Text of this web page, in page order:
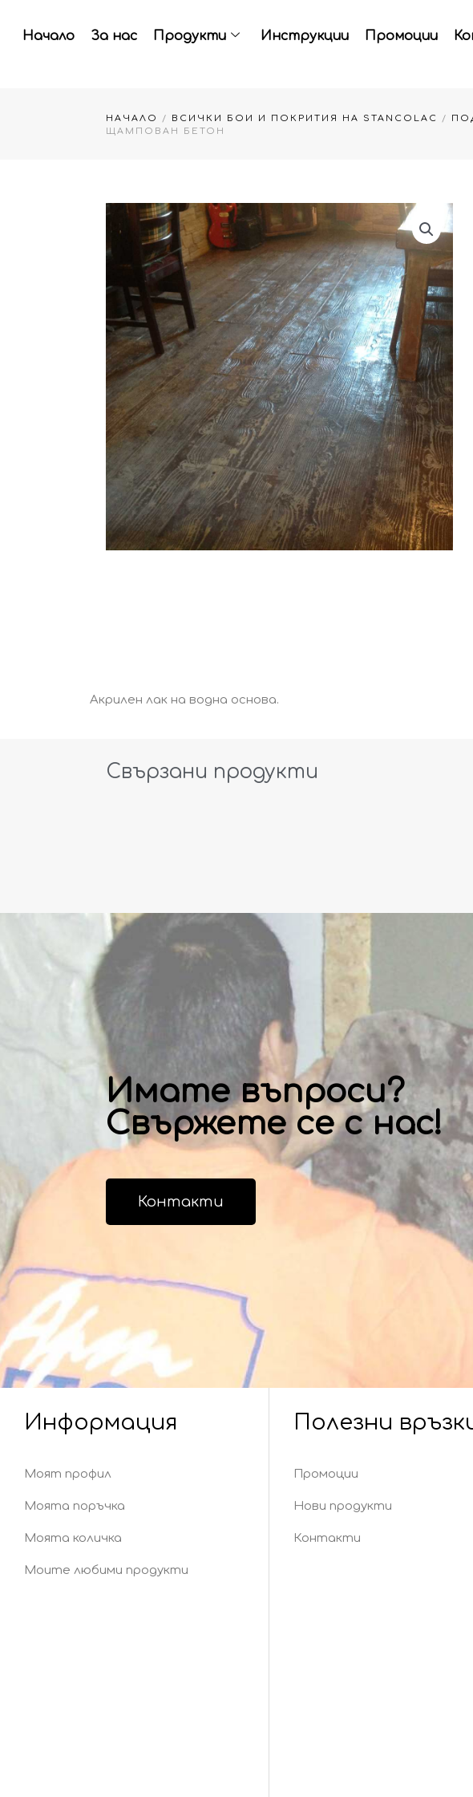
Начало За нас Продукти Инструкции Промоции
НАЧАЛО / ВСИЧКИ БОИ И ПОКРИТИЯ НА STANCOLAC /
ЩАМПОВАН БЕТОН
Акрилен лак на водна основа.
Свързани продукти
Имате въпроси?
Свържете се с нас!
Контакти
Информация
Моят профил
Моята поръчка
Моята количка
Моите любими продукти
Полезни
Промоции
Нови продукти
Контакти